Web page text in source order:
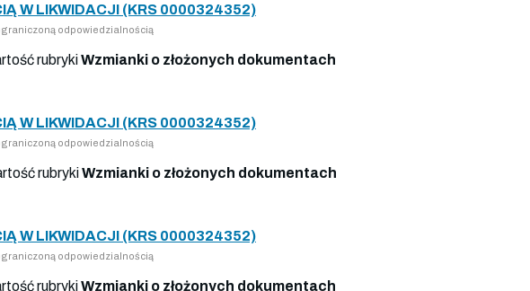
W LIKWIDACJI (KRS 0000324352)
odpowiedzialnością
rubrykiWzmianki o złożonych dokumentach
W LIKWIDACJI (KRS 0000324352)
odpowiedzialnością
rubrykiWzmianki o złożonych dokumentach
W LIKWIDACJI (KRS 0000324352)
odpowiedzialnością
rubrykiWzmianki o złożonych dokumentach